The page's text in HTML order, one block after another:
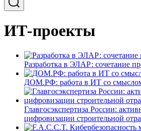
ИТ-проекты
Разработка в ЭЛАР: сочетание
ДОМ.РФ: работа в ИТ со
Главгосэкспертиза России:
цифровизации строительной